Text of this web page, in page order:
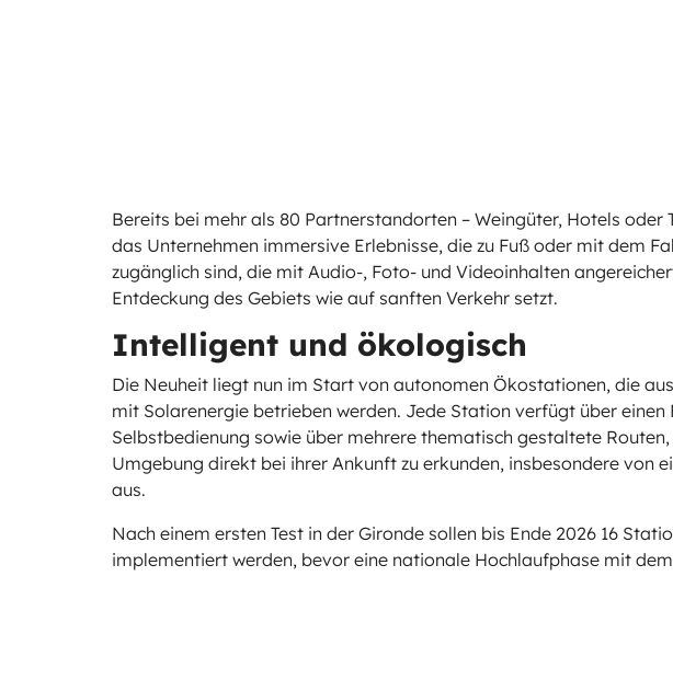
Bereits bei mehr als 80 Partnerstandorten – Weingüter, Hotels
das Unternehmen immersive Erlebnisse, die zu Fuß oder mit dem
zugänglich sind, die mit Audio-, Foto- und Videoinhalten
Entdeckung des Gebiets wie auf sanften Verkehr setzt.
Intelligent und ökologisch
Die Neuheit liegt nun im Start von autonomen Ökostationen, die
mit Solarenergie betrieben werden. Jede Station verfügt über
Selbstbedienung sowie über mehrere thematisch gestaltete
Umgebung direkt bei ihrer Ankunft zu erkunden, insbesondere von
aus.
Nach einem ersten Test in der Gironde sollen bis Ende 2026 16
implementiert werden, bevor eine nationale Hochlaufphase mit